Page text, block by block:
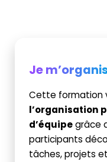
Je
Cette formation
l’organisation
d’équipe grâce
participants
tâches, projets